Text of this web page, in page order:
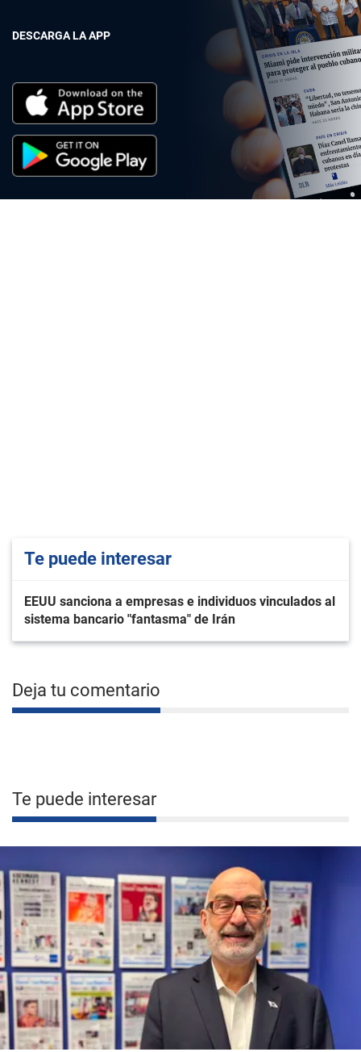
DESCARGA LA APP
Te puede interesar
EEUU sanciona a empresas e individuos vinculados al
sistema bancario "fantasma" de Irán
Deja tu comentario
Te puede interesar